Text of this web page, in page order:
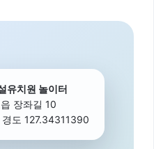
유치원 놀이터
장좌길 10
도 127.34311390